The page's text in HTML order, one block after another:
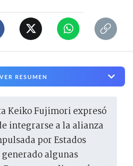
VER RESUMEN
integrarse a la alianza
por Estados
algunas